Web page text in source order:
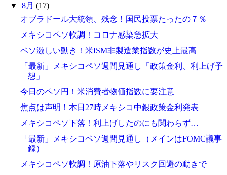
▼8月(17)
オブラドール大統領、残念！国民投票たったの７％
メキシコペソ軟調！コロナ感染急拡大
ペソ激しい動き！米ISM非製造業指数が史上最高
「最新」メキシコペソ週間見通し「政策金利、利上げ予
想」
今日のペソ円！米消費者物価指数に要注意
焦点は声明！本日27時メキシコ中銀政策金利発表
メキシコペソ下落！利上げしたのにも関わらず…
「最新」メキシコペソ週間見通し（メインはFOMC議事
録）
メキシコペソ軟調！原油下落やリスク回避の動きで